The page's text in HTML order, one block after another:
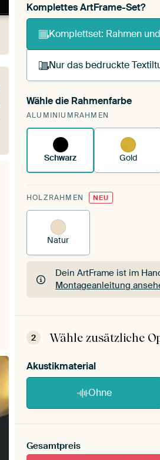
Komplettes ArtFrame-Set?
Komplettset: Rahmen
Nur das bedruckte
Du spannst einen
vorhandenen ArtFrame™.
Wähle die Rahmenfarbe
ALUMINIUMRAHMEN
Schwarz Gold
HOLZRAHMEN NEU
Natur
Dein ArtFrame ist im
Montageanleitung
Dein ArtFrame ist im
2 Wähle zusätzliche
Akustikmaterial
Ohne
Gesamtpreis